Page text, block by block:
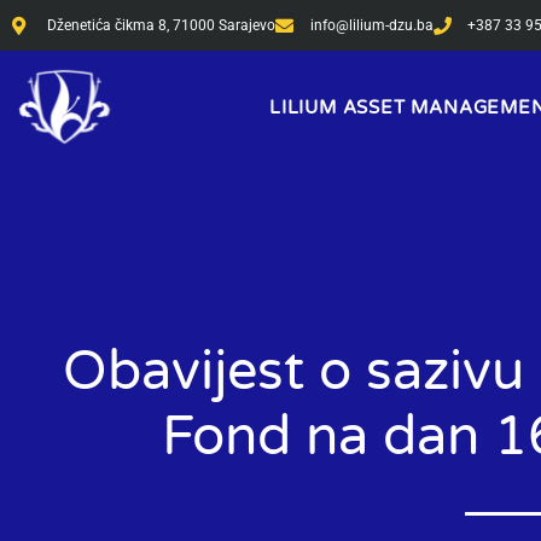
Skip
to
content
Dženetića čikma 8, 71000 Sarajevo info@lilium-dzu.ba +387 33
LILIUM ASSET
Obavijest o
Fond na dan